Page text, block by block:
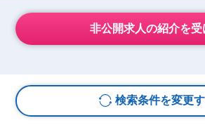
非公開求人の紹介を受
検索条件を変更